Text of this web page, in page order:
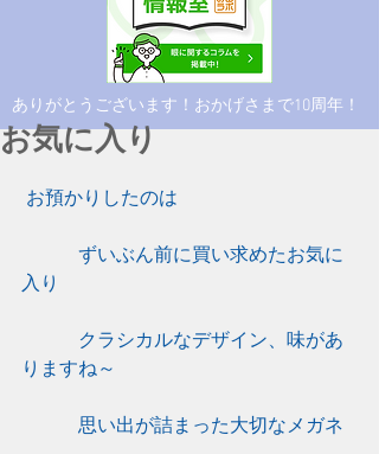
​ありがとうございます！おかげさまで10周年！
お気に入り
お預かりしたのは
ずいぶん前に買い求めたお気に
入り
クラシカルなデザイン、味があ
りますね～
思い出が詰まった大切なメガネ